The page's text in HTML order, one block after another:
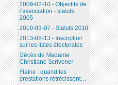
2009-02-10 - Objectifs de
l’association - statuts
2005
2010-03-07 - Statuts 2010
2013-08-13 - Inscription
sur les listes électorales
Décès de Madame
Christiane Scrivener
Flaine : quand les
prestations rétrécissent…